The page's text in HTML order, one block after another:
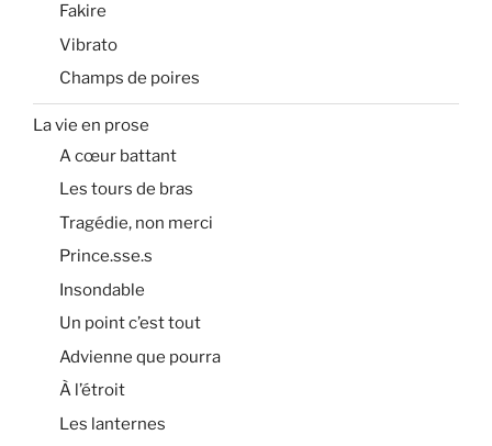
Fakire
Vibrato
Champs de poires
La vie en prose
A cœur battant
Les tours de bras
Tragédie, non merci
Prince.sse.s
Insondable
Un point c’est tout
Advienne que pourra
À l’étroit
Les lanternes